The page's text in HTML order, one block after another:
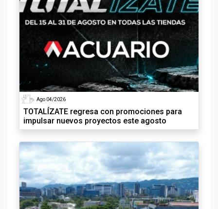
Ago 04/2026
TOTALÍZATE regresa con promociones para
impulsar nuevos proyectos este agosto